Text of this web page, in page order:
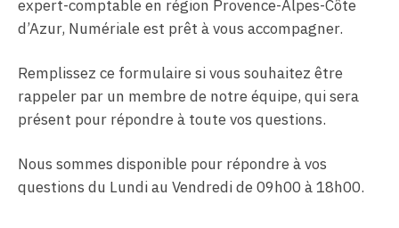
expert-comptable en région Provence-Alpes-Côte
d’Azur, Numériale est prêt à vous accompagner.
Remplissez ce formulaire si vous souhaitez être
rappeler par un membre de notre équipe, qui sera
présent pour répondre à toute vos questions.
Nous sommes disponible pour répondre à vos
questions du Lundi au Vendredi de 09h00 à 18h00.